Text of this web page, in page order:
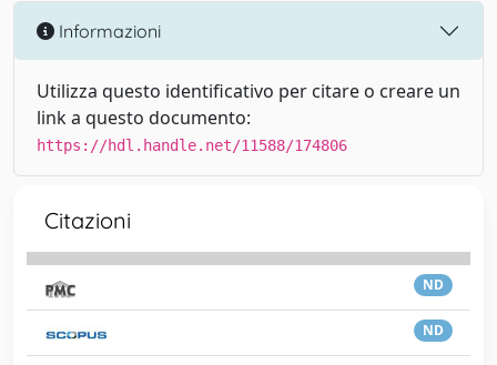
Informazioni
Utilizza questo identificativo per citare o creare un
link a questo documento:
https://hdl.handle.net/11588/174806
Citazioni
ND
ND